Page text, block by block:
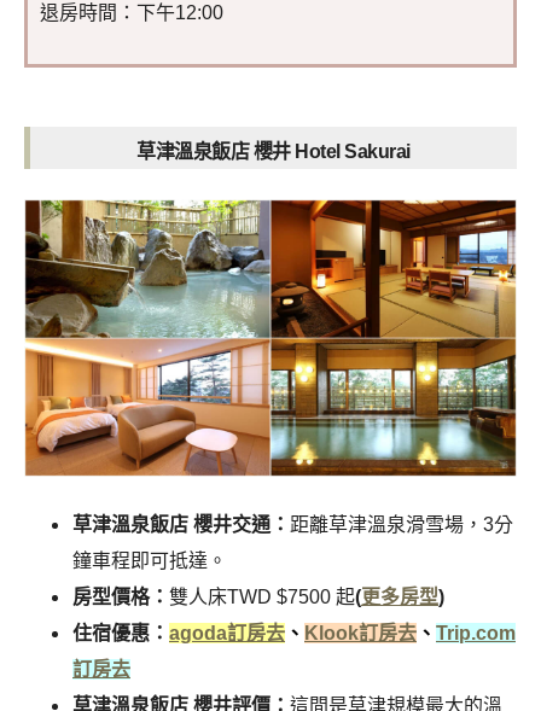
退房時間：下午12:00
草津溫泉飯店 櫻井 Hotel Sakurai
草津溫泉飯店 櫻井交通： 距離草津溫泉滑雪場，3分
鐘車程即可抵達。
房型價格： 雙人床TWD $7500 起(更多房型)
住宿優惠： agoda訂房去 、 Klook訂房去 、 Trip.com
訂房去
草津溫泉飯店 櫻井評價： 這間是草津規模最大的溫